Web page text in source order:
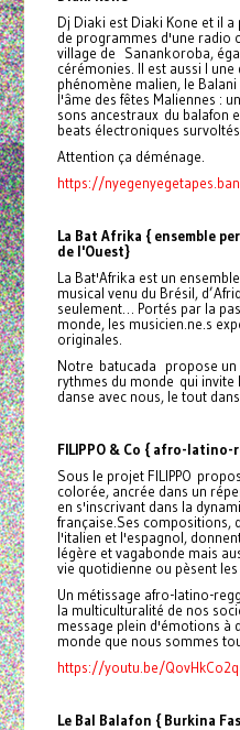
Dj Diaki est Diaki Kone et il
de programmes d'une radio
village de Sanankoroba,
cérémonies. Il est aussi l
phénomène malien, le
l'âme des fêtes Maliennes :
sons ancestraux du balafon
beats électroniques
Attention ça déménage.
https://
La Bat Afrika { ensemble
de l'Ouest}
La Bat'Afrika est un
musical venu du Brésil,
seulement… Portés par la
monde, les musicien.ne.s
originales.
Notre batucada propose un
rythmes du monde qui invite
danse avec nous, le tout
FILIPPO & Co { afro-latino-
Sous le projet FILIPPO
colorée, ancrée dans un
en s'inscrivant dans la
française.Ses compositions,
l'italien et l'espagnol,
légère et vagabonde mais
vie quotidienne ou pèsent
Un métissage afro-latino-
la multiculturalité de nos
message plein d'émotions à
monde que nous sommes
https://youtu.be/
Le Bal Balafon { Burkina